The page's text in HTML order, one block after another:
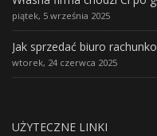
piątek, 5 września 2025
Jak sprzedać biuro
wtorek, 24 czerwca 2025
UŻYTECZNE LINKI